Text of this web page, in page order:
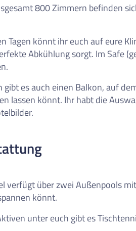
auf der Merkliste
800 Zimmern befinden
Tagen könnt ihr euch auf eure
Abkühlung sorgt. Im Safe
gibt es auch einen Balkon, auf
lassen könnt. Ihr habt die
verfügt über zwei Außenpools
könnt.
unter euch gibt es